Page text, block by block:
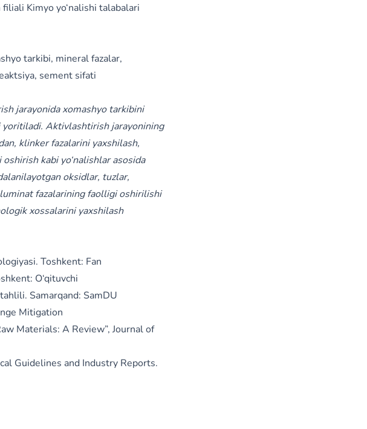
Kimyo yo‘nalishi talabalari
tarkibi, mineral fazalar,
sement sifati
jarayonida xomashyo tarkibini
Aktivlashtirish jarayonining
klinker fazalarini yaxshilash,
kabi yo‘nalishlar asosida
oksidlar, tuzlar,
fazalarining faolligi oshirilishi
xossalarini yaxshilash
Toshkent: Fan
O‘qituvchi
Samarqand: SamDU
Mitigation
Materials: A Review”, Journal of
Guidelines and Industry Reports.